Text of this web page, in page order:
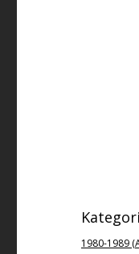
1980-1989